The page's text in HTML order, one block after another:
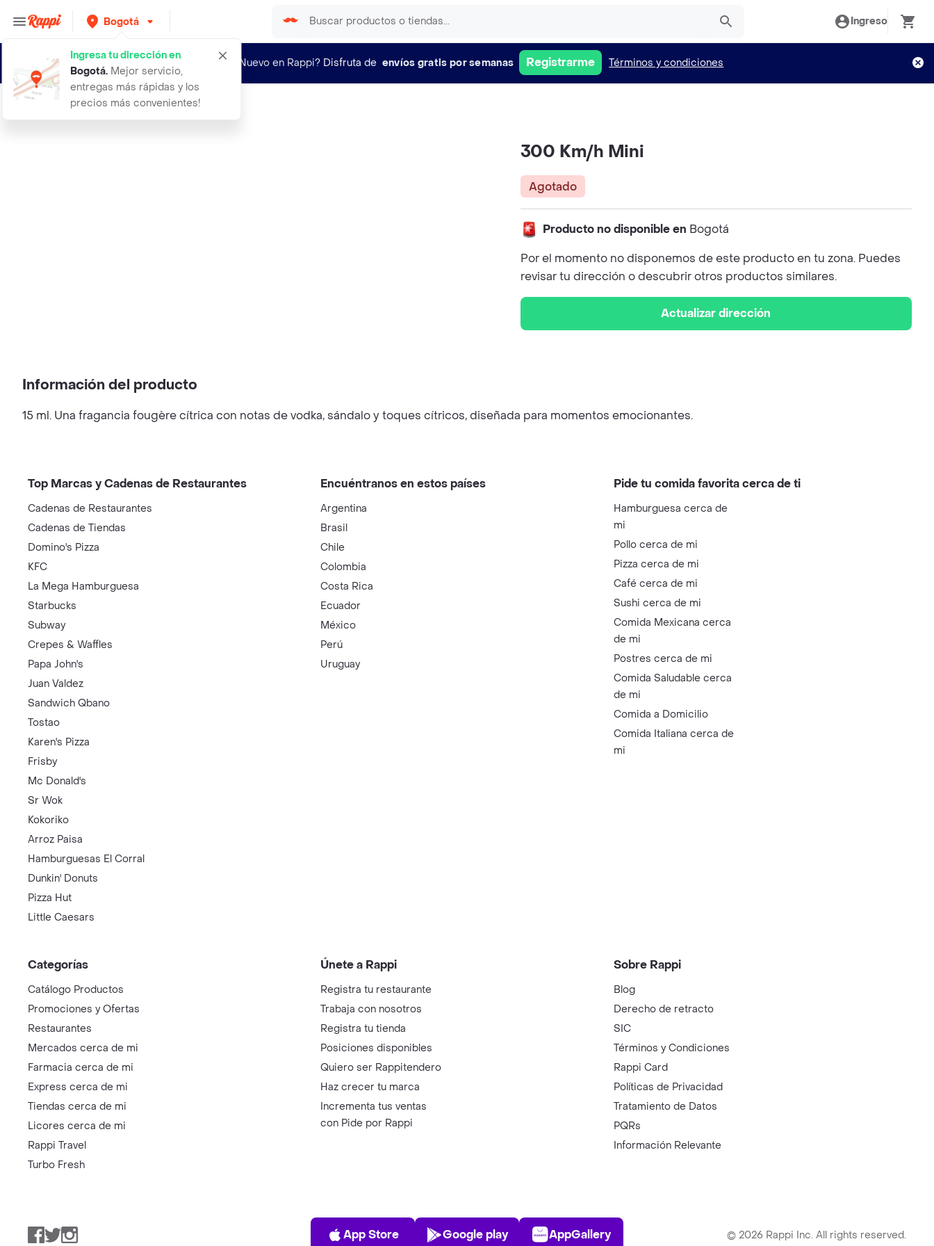
Bogotá
Ingresa tu dirección en
Bogotá. Mejor servicio,
entregas más rápidas y los
precios más convenientes!
Ingreso
¿Nuevo en Rappi? Disfruta de envíos gratis por semanas Registrarme Términos y condiciones
300 kmh mini
300 Km/h Mini
Agotado
Producto no disponible en Bogotá
Por el momento no disponemos de este producto en tu zona. Puedes
revisar tu dirección o descubrir otros productos similares.
Actualizar dirección
Información del producto
15 ml. Una fragancia fougère cítrica con notas de vodka, sándalo y toques cítricos, diseñada para momentos emocionantes.
Top Marcas y Cadenas de Restaurantes
Cadenas de Restaurantes
Cadenas de Tiendas
Domino's Pizza
KFC
La Mega Hamburguesa
Starbucks
Subway
Crepes & Waffles
Papa John's
Juan Valdez
Sandwich Qbano
Tostao
Karen's Pizza
Frisby
Mc Donald's
Sr Wok
Kokoriko
Arroz Paisa
Hamburguesas El Corral
Dunkin' Donuts
Pizza Hut
Little Caesars
Encuéntranos en estos países
Argentina
Brasil
Chile
Colombia
Costa Rica
Ecuador
México
Perú
Uruguay
Pide tu comida favorita cerca de ti
Hamburguesa cerca de
mi
Pollo cerca de mi
Pizza cerca de mi
Café cerca de mi
Sushi cerca de mi
Comida Mexicana cerca
de mi
Postres cerca de mi
Comida Saludable cerca
de mi
Comida a Domicilio
Comida Italiana cerca de
mi
Categorías
Catálogo Productos
Promociones y Ofertas
Restaurantes
Mercados cerca de mi
Farmacia cerca de mi
Express cerca de mi
Tiendas cerca de mi
Licores cerca de mi
Rappi Travel
Turbo Fresh
Únete a Rappi
Registra tu restaurante
Trabaja con nosotros
Registra tu tienda
Posiciones disponibles
Quiero ser Rappitendero
Haz crecer tu marca
Incrementa tus ventas
con Pide por Rappi
Sobre Rappi
Blog
Derecho de retracto
SIC
Términos y Condiciones
Rappi Card
Políticas de Privacidad
Tratamiento de Datos
PQRs
Información Relevante
Facebook
TwitterInstagram
App Store
App Store
Play Store
Google play
AppGallery
AppGallery © 2026 Rappi Inc. All rights reserved.